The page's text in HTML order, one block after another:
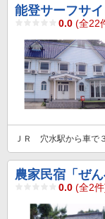
能登サーフサ
0.0 (全22
ＪＲ 穴水駅から車で
農家民宿「ぜん
0.0 (全2